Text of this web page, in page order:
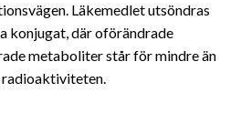
Läkemedlet utsöndras
konjugat, där oförändrade
metaboliter står för mindre än
radioaktiviteten.